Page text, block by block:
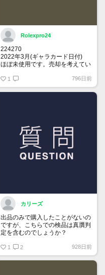
Rolexpro24
224270
2022年3月(ギャラカード日付)
ほぼ未使用です。売却を考えてい
関心ある方、メッセージください
1 796日前
カリーズ
出品のみで購入したことがないの
ですが、こちらでの検品は真贋判
定を含むのでしょうか？
1 2 928日前